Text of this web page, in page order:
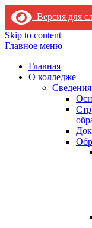
Версия для
Skip to content
Главное меню
Главная
О колледже